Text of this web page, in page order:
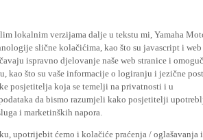
lokalnim verzijama dalje u tekstu mi, Yamaha
slične kolačićima, kao što su javascript i web
ispravno djelovanje naše web stranice i
kao što su vaše informacije o logiranju i jezične
posjetitelja koja se temelji na privatnosti i u
da bismo razumjeli kako posjetitelji
i marketinških napora.
upotrijebit ćemo i kolačiće praćenja / oglašavanja